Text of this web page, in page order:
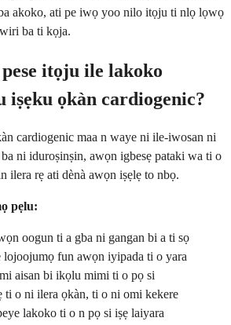
akoko, ati pe iwọ yoo nilo itọju ti nlọ lọwọ
ba ti kọja.
itọju ile lakoko
iṣẹku ọkàn cardiogenic?
cardiogenic maa n waye ni ile-iwosan ni
ni iduroṣinṣin, awọn igbesẹ pataki wa ti o
ilera rẹ ati dènà awọn iṣẹlẹ to nbọ.
pẹlu:
oogun ti a gba ni gangan bi a ti sọ
fun awọn iyipada ti o yara
aisan bi ikọlu mimi ti o pọ si
ti o ni ilera ọkàn, ti o ni omi kekere
lakoko ti o n pọ si iṣẹ laiyara